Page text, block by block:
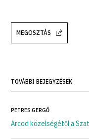
MEGOSZTÁS
TOVÁBBI BEJEGYZÉSEK
PETRES GERGŐ
Arcod közelségétől a